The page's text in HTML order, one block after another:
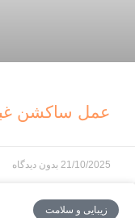
عمل ساکشن
21/10/2025 بدون دیدگاه
زیبایی و سلامت